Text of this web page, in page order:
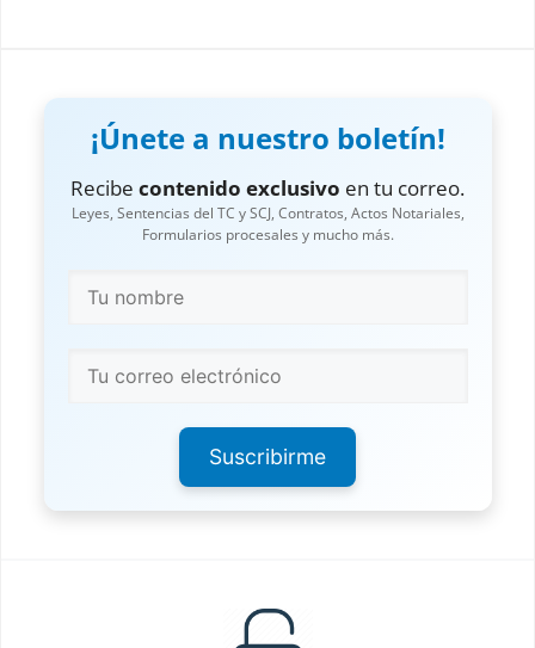
¡Únete a nuestro boletín!
Recibe contenido exclusivo en tu correo.
Leyes, Sentencias del TC y SCJ, Contratos, Actos Notariales,
Formularios procesales y mucho más.
Suscribirme